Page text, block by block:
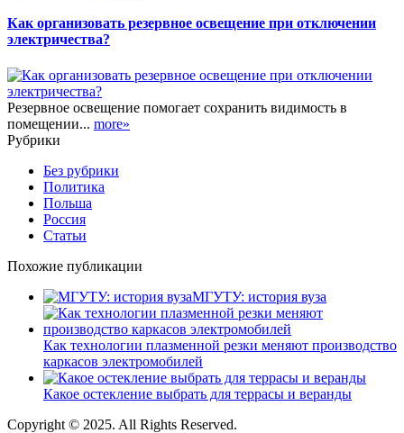
Как организовать резервное освещение при отключении
электричества?
Резервное освещение помогает сохранить видимость в
помещении... more»
Рубрики
Без рубрики
Политика
Польша
Россия
Статьи
Похожие публикации
МГУТУ: история вуза
Как технологии плазменной резки меняют производство
каркасов электромобилей
Какое остекление выбрать для террасы и веранды
Copyright © 2025. All Rights Reserved.